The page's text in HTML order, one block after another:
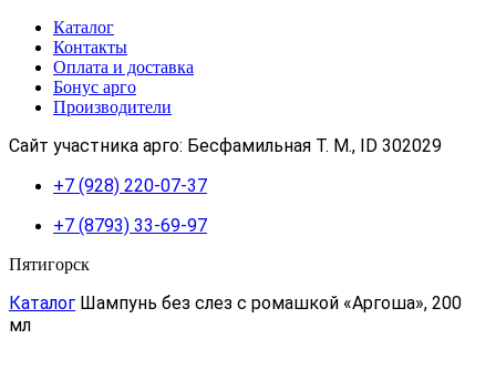
Каталог
Контакты
Оплата и доставка
Бонус арго
Производители
Сайт участника арго: Бесфамильная Т. М., ID 302029
+7 (928) 220-07-37
+7 (8793) 33-69-97
Пятигорск
Каталог Шампунь без слез с ромашкой «Аргоша», 200
мл